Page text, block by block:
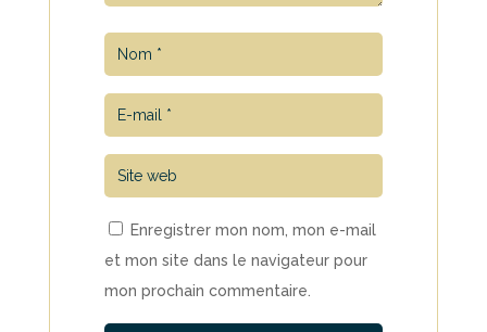
Enregistrer mon nom, mon e-mail
et mon site dans le navigateur pour
mon prochain commentaire.